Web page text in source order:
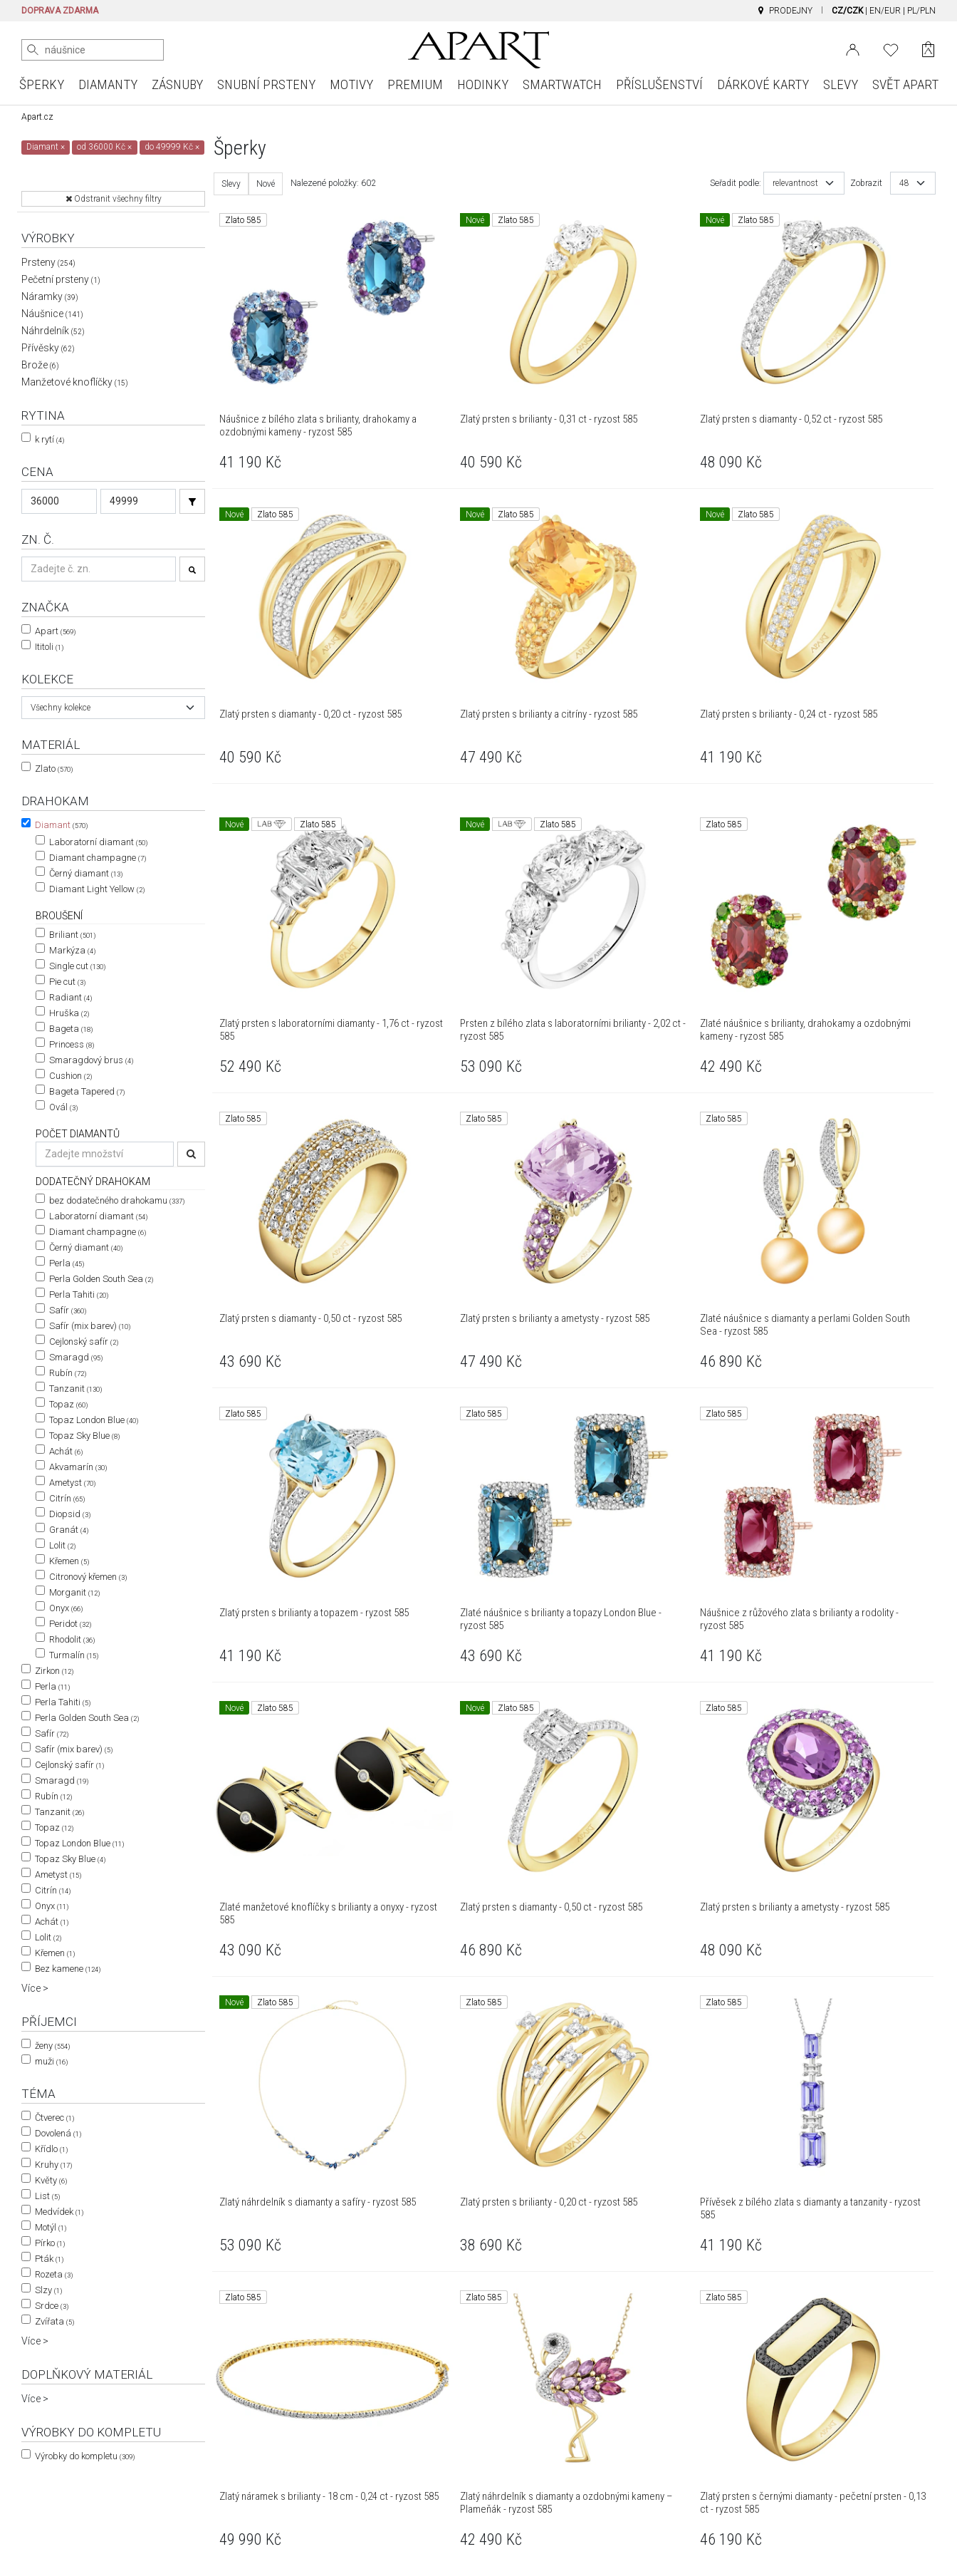
DOPRAVA ZDARMA PRODEJNY CZ/CZK EN/EUR PL/PLN
ŠPERKY DIAMANTY ZÁSNUBY SNUBNÍ PRSTENY MOTIVY PREMIUM HODINKY SMARTWATCH PŘÍSLUŠENSTVÍ DÁRKOVÉ KARTY SLEVY SVĚT APART
Apart.cz
Diamant× od 36000 Kč× do 49999 Kč ×
Odstranit všechny filtry
VÝROBKY
Prsteny (254)
Pečetní prsteny (1)
Náramky (39)
Náušnice (141)
Náhrdelník (52)
Přívěsky (62)
Brože (6)
Manžetové knoflíčky (15)
RYTINA
k rytí (4)
CENA
ZN. Č.
ZNAČKA
Apart (569)
Ititoli (1)
KOLEKCE
Všechny kolekce
MATERIÁL
Zlato (570)
DRAHOKAM
Diamant (570)
Laboratorní diamant (50)
Diamant champagne (7)
Černý diamant (13)
Diamant Light Yellow (2)
BROUŠENÍ
Briliant (501)
Markýza (4)
Single cut (130)
Pie cut (3)
Radiant (4)
Hruška (2)
Bageta (18)
Princess (8)
Smaragdový brus (4)
Cushion (2)
Bageta Tapered (7)
Ovál (3)
POČET DIAMANTŮ
DODATEČNÝ DRAHOKAM
bez dodatečného drahokamu (337)
Laboratorní diamant (54)
Diamant champagne (6)
Černý diamant (40)
Perla (45)
Perla Golden South Sea (2)
Perla Tahiti (20)
Safír (360)
Safír (mix barev) (10)
Cejlonský safír (2)
Smaragd (95)
Rubín (72)
Tanzanit (130)
Topaz (60)
Topaz London Blue (40)
Topaz Sky Blue (8)
Achát (6)
Akvamarín (30)
Ametyst (70)
Citrín (65)
Diopsid (3)
Granát (4)
Lolit (2)
Křemen (5)
Citronový křemen (3)
Morganit (12)
Onyx (66)
Peridot (32)
Rhodolit (36)
Turmalín (15)
Zirkon (12)
Perla (11)
Perla Tahiti (5)
Perla Golden South Sea (2)
Safír (72)
Safír (mix barev) (5)
Cejlonský safír (1)
Smaragd (19)
Rubín (12)
Tanzanit (26)
Topaz (12)
Topaz London Blue (11)
Topaz Sky Blue (4)
Ametyst (15)
Citrín (14)
Onyx (11)
Achát (1)
Lolit (2)
Křemen (1)
Bez kamene (124)
Více >
PŘÍJEMCI
ženy (554)
muži (16)
TÉMA
Čtverec (1)
Dovolená (1)
Křídlo (1)
Kruhy (17)
Květy (6)
List (5)
Medvídek (1)
Motýl (1)
Pírko (1)
Pták (1)
Rozeta (3)
Slzy (1)
Srdce (3)
Zvířata (5)
Více >
DOPLŇKOVÝ MATERIÁL
Více >
VÝROBKY DO KOMPLETU
Výrobky do kompletu (309)
Šperky
Seřadit podle: relevantnost Zobrazit 48
Slevy Nové Nalezené položky: 602
Zlato 585
Náušnice z bílého zlata s brilianty, drahokamy a
ozdobnými kameny - ryzost 585
41 190 Kč
Nové Zlato 585
Zlatý prsten s brilianty - 0,31 ct - ryzost 585
40 590 Kč
Nové Zlato 585
Zlatý prsten s diamanty - 0,52 ct - ryzost 585
48 090 Kč
Nové Zlato 585
Zlatý prsten s diamanty - 0,20 ct - ryzost 585
40 590 Kč
Nové Zlato 585
Zlatý prsten s brilianty a citríny - ryzost 585
47 490 Kč
Nové Zlato 585
Zlatý prsten s brilianty - 0,24 ct - ryzost 585
41 190 Kč
Nové Zlato 585
Zlatý prsten s laboratorními diamanty - 1,76 ct - ryzost
585
52 490 Kč
Nové Zlato 585
Prsten z bílého zlata s laboratorními brilianty - 2,02 ct -
ryzost 585
53 090 Kč
Zlato 585
Zlaté náušnice s brilianty, drahokamy a ozdobnými
kameny - ryzost 585
42 490 Kč
Zlato 585
Zlatý prsten s diamanty - 0,50 ct - ryzost 585
43 690 Kč
Zlato 585
Zlatý prsten s brilianty a ametysty - ryzost 585
47 490 Kč
Zlato 585
Zlaté náušnice s diamanty a perlami Golden South
Sea - ryzost 585
46 890 Kč
Zlato 585
Zlatý prsten s brilianty a topazem - ryzost 585
41 190 Kč
Zlato 585
Zlaté náušnice s brilianty a topazy London Blue -
ryzost 585
43 690 Kč
Zlato 585
Náušnice z růžového zlata s brilianty a rodolity -
ryzost 585
41 190 Kč
Nové Zlato 585
Zlaté manžetové knoflíčky s brilianty a onyxy - ryzost
585
43 090 Kč
Nové Zlato 585
Zlatý prsten s diamanty - 0,50 ct - ryzost 585
46 890 Kč
Zlato 585
Zlatý prsten s brilianty a ametysty - ryzost 585
48 090 Kč
Nové Zlato 585
Zlatý náhrdelník s diamanty a safíry - ryzost 585
53 090 Kč
Zlato 585
Zlatý prsten s brilianty - 0,20 ct - ryzost 585
38 690 Kč
Zlato 585
Přívěsek z bílého zlata s diamanty a tanzanity - ryzost
585
41 190 Kč
Zlato 585
Zlatý náramek s brilianty - 18 cm - 0,24 ct - ryzost 585
49 990 Kč
Zlato 585
Zlatý náhrdelník s diamanty a ozdobnými kameny –
Plameňák - ryzost 585
42 490 Kč
Zlato 585
Zlatý prsten s černými diamanty - pečetní prsten - 0,13
ct - ryzost 585
46 190 Kč